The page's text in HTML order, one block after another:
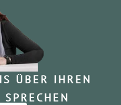
ÜBER IHREN